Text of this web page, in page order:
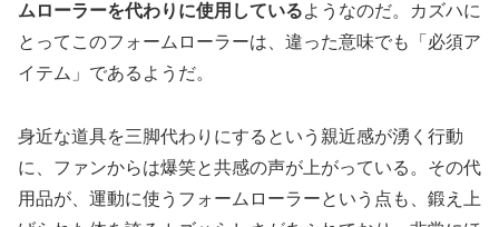
ムローラーを代わりに使用しているようなのだ。カズハに
とってこのフォームローラーは、違った意味でも「必須ア
イテム」であるようだ。
身近な道具を三脚代わりにするという親近感が湧く行動
に、ファンからは爆笑と共感の声が上がっている。その代
用品が、運動に使うフォームローラーという点も、鍛え上